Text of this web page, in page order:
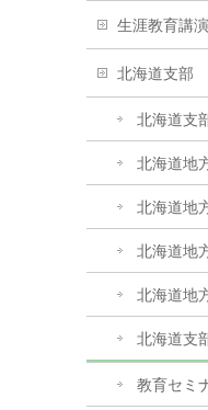
生涯教育講
北海道支部
北海道支
北海道地
北海道地
北海道地
北海道地
北海道支
教育セミ